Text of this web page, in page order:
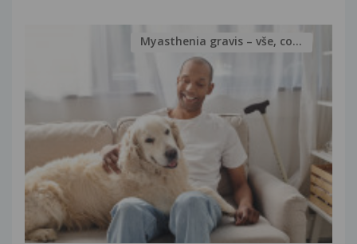
Myasthenia gravis – vše, co...